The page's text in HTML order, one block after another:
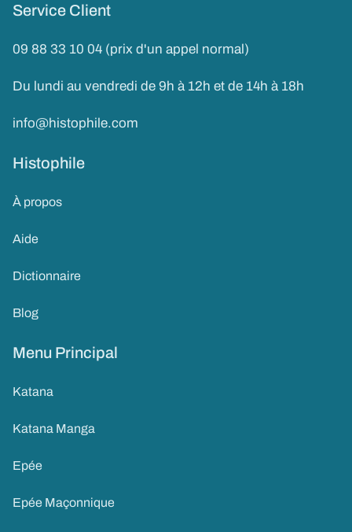
Service Client
09 88 33 10 04 (prix d'un appel normal)
Du lundi au vendredi de 9h à 12h et de 14h à 18h
info@histophile.com
Histophile
À propos
Aide
Dictionnaire
Blog
Menu Principal
Katana
Katana Manga
Epée
Epée Maçonnique